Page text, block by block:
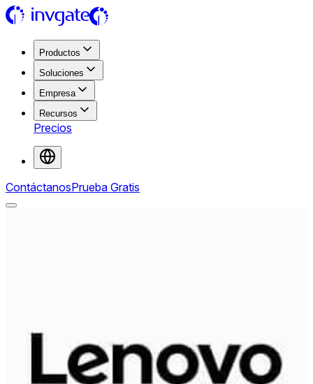
Productos
Soluciones
Empresa
Recursos
Precios
ContáctanosPrueba Gratis